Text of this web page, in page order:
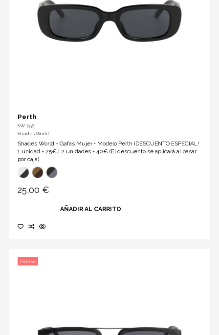
Perth
SW-056
Shades World
Shades World - Gafas Mujer • Modelo Perth ¡DESCUENTO ESPECIAL!
1 unidad = 25€ | 2 unidades = 40€ (El descuento se aplicará al pasar
por caja)
25,00 €
AÑADIR AL CARRITO
Nuevo